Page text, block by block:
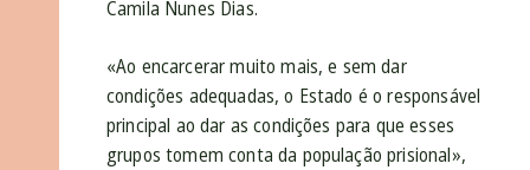
Camila Nunes Dias.
«Ao encarcerar muito mais, e sem dar
condições adequadas, o Estado é o responsável
principal ao dar as condições para que esses
grupos tomem conta da população prisional»,